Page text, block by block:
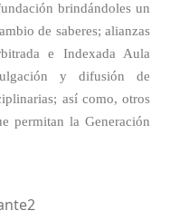
brindándoles un
de saberes; alianzas
e Indexada Aula
y difusión de
así como, otros
permitan la Generación